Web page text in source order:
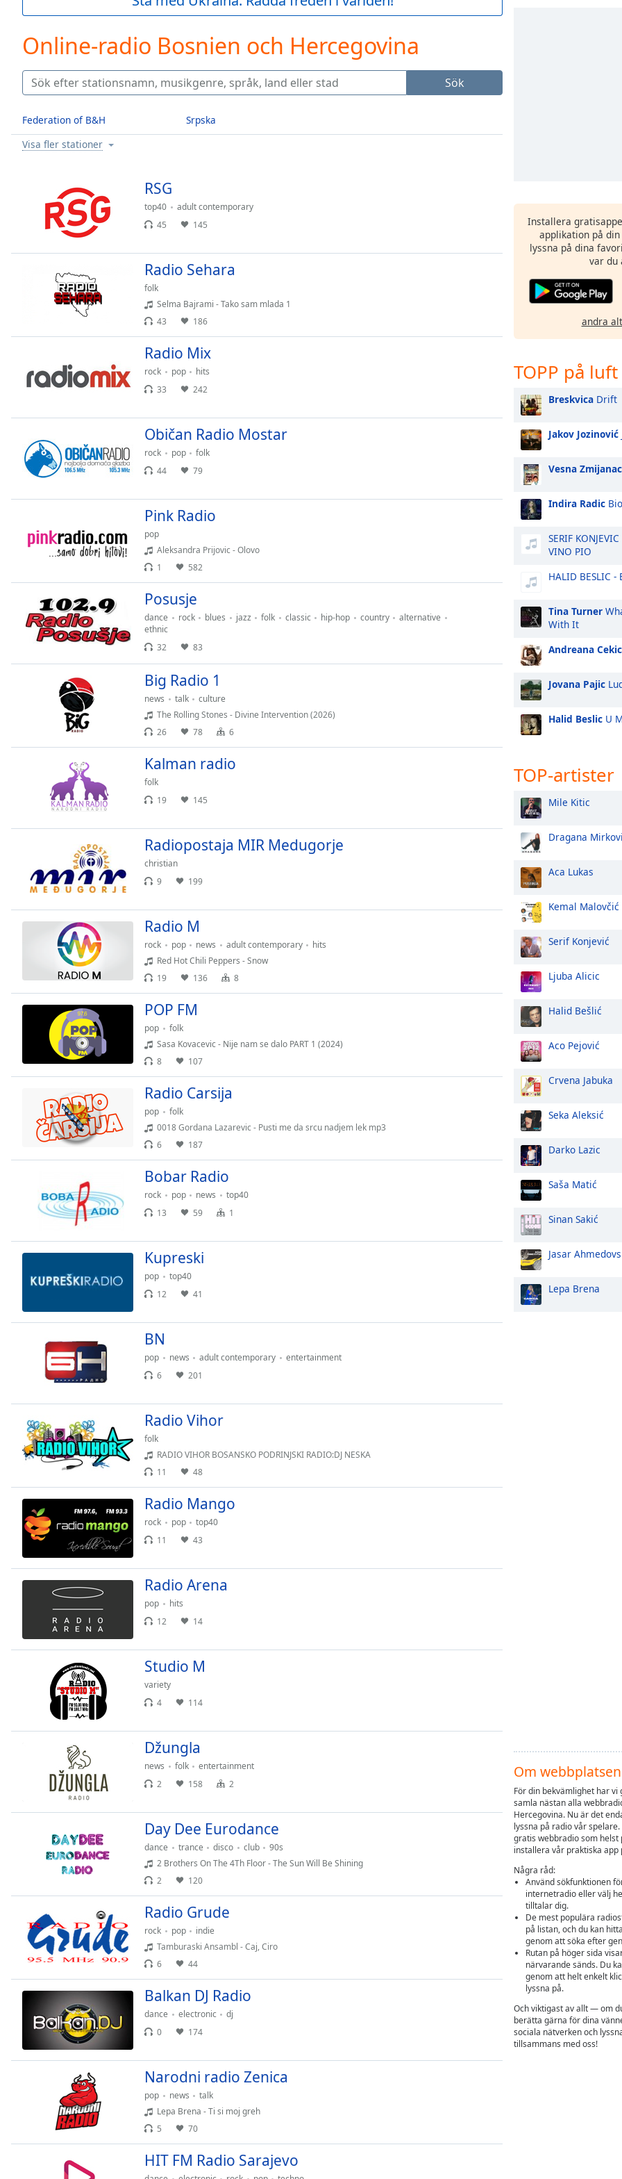
Time0:00
Duration-:-
Type LIVE
Seek to
live,
Remaining
Chapters
Descriptions
Subtitles
subtitles
settings
dialog
off,
selected
Audio
Picture-
Beginning
Escape
Text
Color
Background
Opacity
Caption
Opacity
Edge
Font
Done
Modal
Online-radio Bosnien och Hercegovina
Sök
Federation of B&H
Srpska
Visa fler stationer
RSG
top40
adult contemporary
45
145
Radio Sehara
folk
Selma Bajrami - Tako sam mlada 1
43
186
Radio Mix
rock pop
hits
33
242
Običan Radio Mostar
rock pop
folk
44
79
Pink Radio
pop
Aleksandra Prijovic - Olovo
1
582
Posusje
dance rock blues jazz folk classic hip-hop country
alternative
ethnic
32
83
Big Radio 1
news talk
culture
The Rolling Stones - Divine Intervention (2026)
26
78 6
Kalman radio
folk
19
145
Radiopostaja MIR Medugorje
christian
9
199
Radio M
rock pop news adult contemporary
hits
Red Hot Chili Peppers - Snow
19
136 8
POP FM
pop
folk
Sasa Kovacevic - Nije nam se dalo PART 1 (2024)
8
107
Radio Carsija
pop
folk
0018 Gordana Lazarevic - Pusti me da srcu nadjem lek mp3
6
187
Bobar Radio
rock pop news
top40
13
59 1
Kupreski
pop
top40
12
41
BN
pop news adult contemporary
entertainment
6
201
Radio Vihor
folk
RADIO VIHOR BOSANSKO PODRINJSKI RADIO:DJ NESKA
11
48
Radio Mango
rock pop
top40
11
43
Radio Arena
pop
hits
12
14
Studio M
variety
4
114
Džungla
news folk
entertainment
2
158 2
Day Dee Eurodance
dance trance disco club
90s
2 Brothers On The 4Th Floor - The Sun Will Be Shining
2
120
Radio Grude
rock pop
indie
Tamburaski Ansambl - Caj, Ciro
6
44
Balkan DJ Radio
dance electronic
dj
0
174
Narodni radio Zenica
pop news
talk
Lepa Brena - Ti si moj greh
5
70
HIT FM Radio Sarajevo
Installera
applikation på
lyssna på dina
var du
andra
TOPP på luft
Breskvica Drift
Jakov Jozinović
Vesna Zmijanac
Indira Radic
SERIF
VINO PIO
HALID BESLIC -
Tina Turner
With It
Andreana Cekic
Jovana Pajic
Halid Beslic U
TOP-artister
Mile Kitic
Dragana
Aca Lukas
Kemal Malovčić
Serif Konjević
Ljuba Alicic
Halid Bešlić
Aco Pejović
Crvena Jabuka
Seka Aleksić
Darko Lazic
Saša Matić
Sinan Sakić
Jasar
Lepa Brena
Om webbplatsen
För din bekvämlighet har
samla nästan alla
Hercegovina. Nu är det
lyssna på radio vår
gratis webbradio som
installera vår praktiska app
Några råd:
Använd sökfunktionen
internetradio eller välj
tilltalar dig.
De mest populära
på listan, och du kan
genom att söka efter
Rutan på höger sida
närvarande sänds. Du
genom att helt enkelt
lyssna på.
Och viktigast av allt — om
berätta gärna för dina
sociala nätverken och
tillsammans med oss!